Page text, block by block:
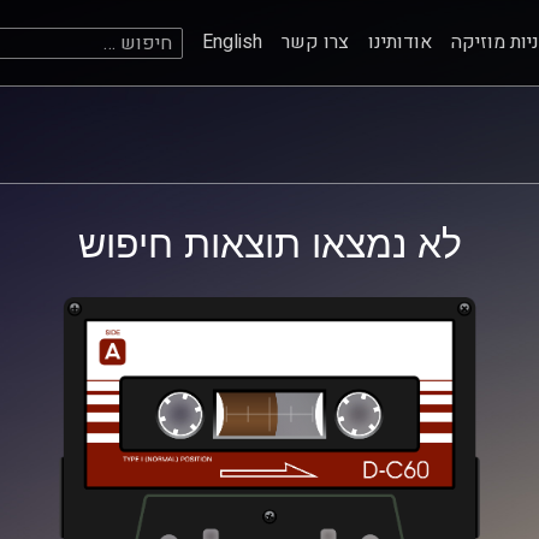
מוזיקה אודותינו צרו קשר English חיפוש:
לא נמצאו תוצאות חיפוש